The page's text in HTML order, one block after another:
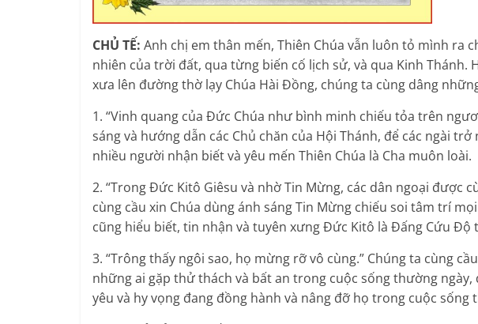
CHỦ TẾ: Anh chị em thân mến, Thiên Chúa vẫn luôn tỏ mình ra
nhiên của trời đất, qua từng biến cố lịch sử, và qua Kinh Thánh.
xưa lên đường thờ lạy Chúa Hài Đồng, chúng ta cùng dâng
1. “Vinh quang của Đức Chúa như bình minh chiếu tỏa trên
sáng và hướng dẫn các Chủ chăn của Hội Thánh, để các ngài
nhiều người nhận biết và yêu mến Thiên Chúa là Cha muôn loài.
2. “Trong Đức Kitô Giêsu và nhờ Tin Mừng, các dân ngoại được
cùng cầu xin Chúa dùng ánh sáng Tin Mừng chiếu soi tâm trí
cũng hiểu biết, tin nhận và tuyên xưng Đức Kitô là Đấng Cứu Độ
3. “Trông thấy ngôi sao, họ mừng rỡ vô cùng.” Chúng ta cùng
những ai gặp thử thách và bất an trong cuộc sống thường ngày,
yêu và hy vọng đang đồng hành và nâng đỡ họ trong cuộc sống